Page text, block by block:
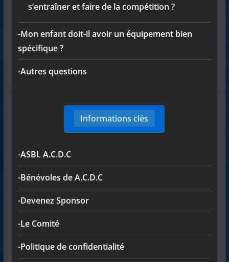
s’entraîner et faire de la compétition ?
-Mon enfant doit-il avoir un équipement bien
spécifique ?
-Autres questions
Informations clés
-ASBL A.C.D.C
-Bénévoles de A.C.D.C
-Devenez Sponsor
-Le Comité
-Politique de confidentialité